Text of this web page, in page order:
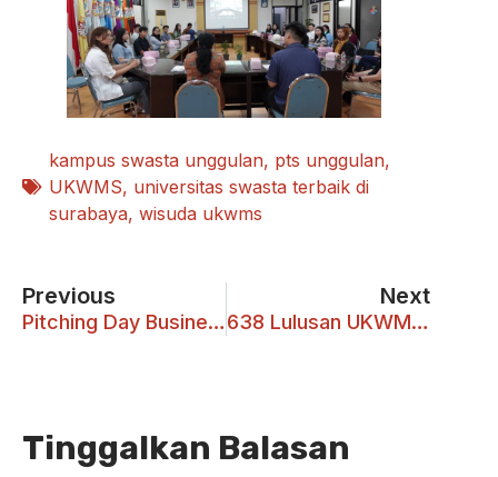
kampus swasta unggulan, pts unggulan,
UKWMS, universitas swasta terbaik di
surabaya, wisuda ukwms
Previous
Pitching Day Business Ignition Season 5: Kolaborasi & Mental Baja adalah Kunci!
Next
638 Lulusan UKWMS Siap Ukir Karir Gemilang
Tinggalkan Balasan